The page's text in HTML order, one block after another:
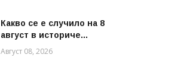
Какво се е случило на 8
август в историче...
Август 08, 2026